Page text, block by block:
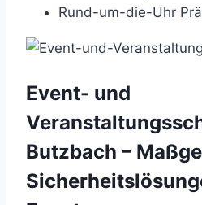
Rund-um-die-Uhr
Event- und
Butzbach –